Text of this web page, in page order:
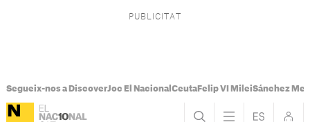
Segueix-nos a DiscoverJoc El Nacional CeutaFelip VI MileiSánchez